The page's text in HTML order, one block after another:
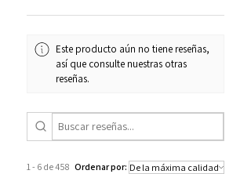
Este producto aún no tiene reseñas,
así que consulte nuestras otras
reseñas.
1 - 6 de 458 Ordenar por: